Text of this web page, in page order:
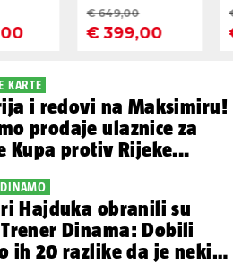
KARTE
i redovi na Maksimiru!
prodaje ulaznice za
Kupa protiv Rijeke...
Hajduka obranili su
Dinama: Dobili
ih 20 razlike da je neki